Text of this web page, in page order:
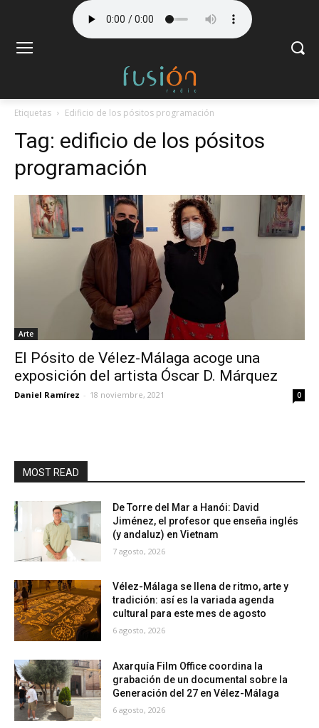
Etiquetas Edificio de los pósitos programación
Tag: edificio de los pósitos
programación
Arte
El Pósito de Vélez-Málaga acoge una
exposición del artista Óscar D. Márquez
Daniel Ramírez - 18 noviembre, 2021 0
MOST READ
De Torre del Mar a Hanói: David
Jiménez, el profesor que enseña inglés
(y andaluz) en Vietnam
7 agosto, 2026
Vélez-Málaga se llena de ritmo, arte y
tradición: así es la variada agenda
cultural para este mes de agosto
6 agosto, 2026
Axarquía Film Office coordina la
grabación de un documental sobre la
Generación del 27 en Vélez-Málaga
6 agosto, 2026